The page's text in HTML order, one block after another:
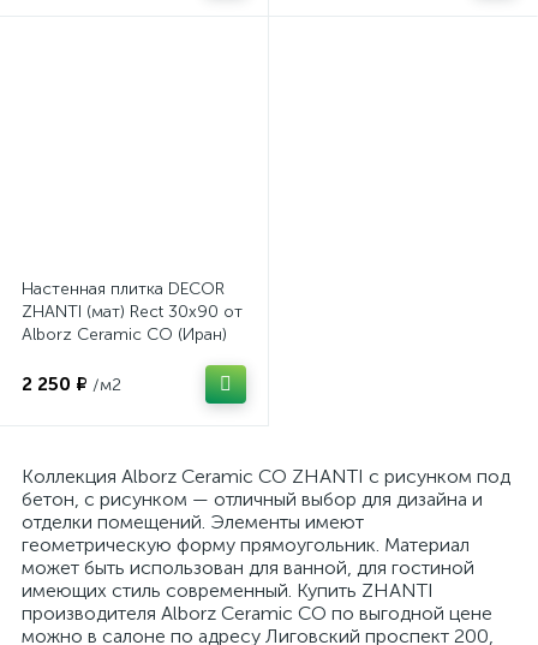
Настенная плитка DECOR
ZHANTI (мат) Rect 30x90 от
Alborz Ceramic CO (Иран)
2 250 ₽ /м2
Коллекция Alborz Ceramic CO ZHANTI с рисунком под
бетон, с рисунком — отличный выбор для дизайна и
отделки помещений. Элементы имеют
геометрическую форму прямоугольник. Материал
может быть использован для ванной, для гостиной
имеющих стиль современный. Купить ZHANTI
производителя Alborz Ceramic CO по выгодной цене
можно в салоне по адресу Лиговский проспект 200,